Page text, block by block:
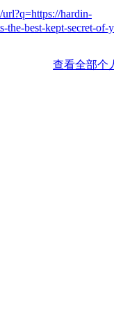
url?q=https://hardin-
the-best-kept-secret-of-
查看全部个